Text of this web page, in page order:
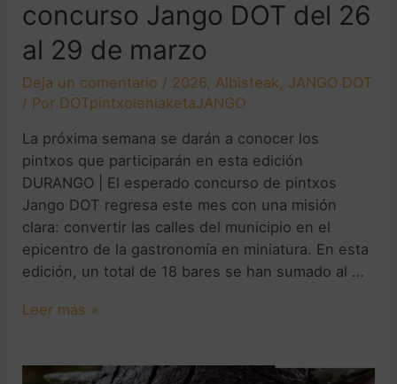
concurso Jango DOT del 26
al 29 de marzo
Deja un comentario / 2026, Albisteak, JANGO DOT
/ Por DOTpintxolehiaketaJANGO
La próxima semana se darán a conocer los
pintxos que participarán en esta edición
DURANGO | El esperado concurso de pintxos
Jango DOT regresa este mes con una misión
clara: convertir las calles del municipio en el
epicentro de la gastronomía en miniatura. En esta
edición, un total de 18 bares se han sumado al …
Leer más »